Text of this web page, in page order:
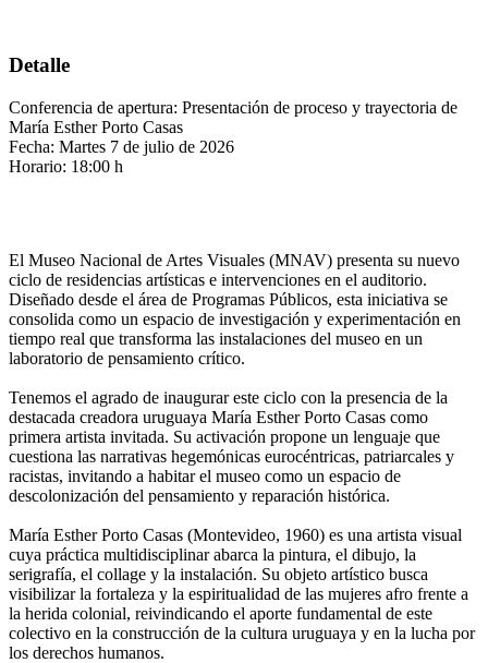
Detalle
Conferencia de apertura: Presentación de proceso y trayectoria de
María Esther Porto Casas
Fecha: Martes 7 de julio de 2026
Horario: 18:00 h
El Museo Nacional de Artes Visuales (MNAV) presenta su nuevo
ciclo de residencias artísticas e intervenciones en el auditorio.
Diseñado desde el área de Programas Públicos, esta iniciativa se
consolida como un espacio de investigación y experimentación en
tiempo real que transforma las instalaciones del museo en un
laboratorio de pensamiento crítico.
Tenemos el agrado de inaugurar este ciclo con la presencia de la
destacada creadora uruguaya María Esther Porto Casas como
primera artista invitada. Su activación propone un lenguaje que
cuestiona las narrativas hegemónicas eurocéntricas, patriarcales y
racistas, invitando a habitar el museo como un espacio de
descolonización del pensamiento y reparación histórica.
María Esther Porto Casas (Montevideo, 1960) es una artista visual
cuya práctica multidisciplinar abarca la pintura, el dibujo, la
serigrafía, el collage y la instalación. Su objeto artístico busca
visibilizar la fortaleza y la espiritualidad de las mujeres afro frente a
la herida colonial, reivindicando el aporte fundamental de este
colectivo en la construcción de la cultura uruguaya y en la lucha por
los derechos humanos.